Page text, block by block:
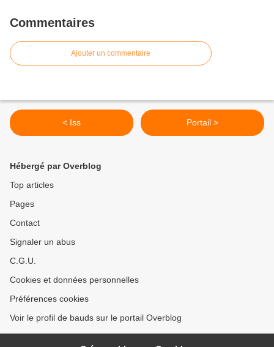
Commentaires
Ajouter un commentaire
< Iss Portail >
Hébergé par Overblog
Top articles
Pages
Contact
Signaler un abus
C.G.U.
Cookies et données personnelles
Préférences cookies
Voir le profil de bauds sur le portail Overblog